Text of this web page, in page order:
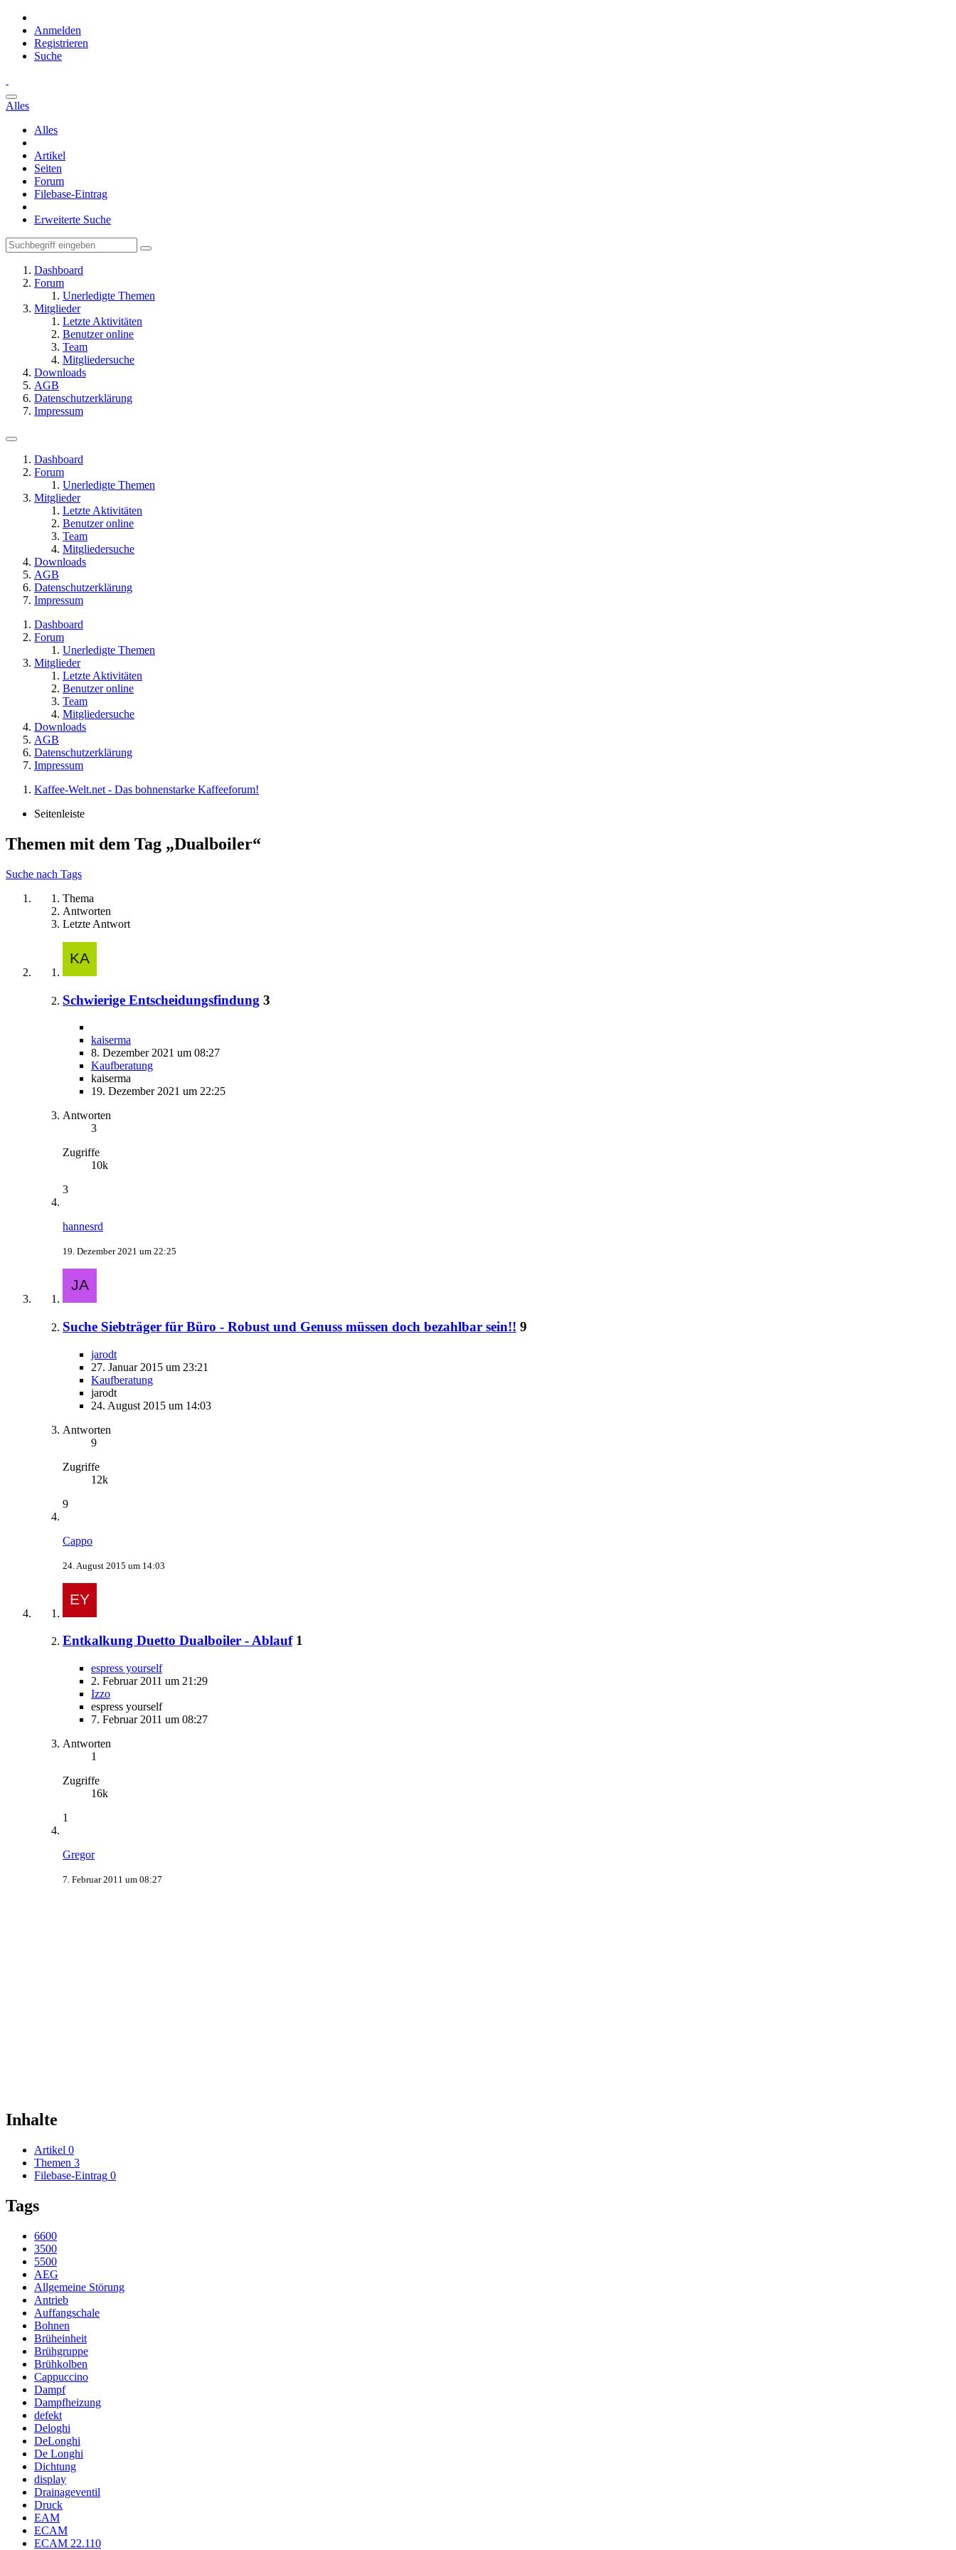
Anmelden
Registrieren
Suche
Alles
Alles
Artikel
Seiten
Forum
Filebase-Eintrag
Erweiterte Suche
Dashboard
Forum
Unerledigte Themen
Mitglieder
Letzte Aktivitäten
Benutzer online
Team
Mitgliedersuche
Downloads
AGB
Datenschutzerklärung
Impressum
Dashboard
Forum
Unerledigte Themen
Mitglieder
Letzte Aktivitäten
Benutzer online
Team
Mitgliedersuche
Downloads
AGB
Datenschutzerklärung
Impressum
Dashboard
Forum
Unerledigte Themen
Mitglieder
Letzte Aktivitäten
Benutzer online
Team
Mitgliedersuche
Downloads
AGB
Datenschutzerklärung
Impressum
Kaffee-Welt.net - Das bohnenstarke Kaffeeforum!
Seitenleiste
Themen mit dem Tag „Dualboiler“
Suche nach Tags
Thema
Antworten
Letzte Antwort
Schwierige Entscheidungsfindung 3
kaiserma
8. Dezember 2021 um 08:27
Kaufberatung
kaiserma
19. Dezember 2021 um 22:25
Antworten
3
Zugriffe
10k
3
hannesrd
19. Dezember 2021 um 22:25
Suche Siebträger für Büro - Robust und Genuss müssen doch bezahlbar sein!! 9
jarodt
27. Januar 2015 um 23:21
Kaufberatung
jarodt
24. August 2015 um 14:03
Antworten
9
Zugriffe
12k
9
Cappo
24. August 2015 um 14:03
Entkalkung Duetto Dualboiler - Ablauf 1
espress yourself
2. Februar 2011 um 21:29
Izzo
espress yourself
7. Februar 2011 um 08:27
Antworten
1
Zugriffe
16k
1
Gregor
7. Februar 2011 um 08:27
Inhalte
Artikel 0
Themen 3
Filebase-Eintrag 0
Tags
6600
3500
5500
AEG
Allgemeine Störung
Antrieb
Auffangschale
Bohnen
Brüheinheit
Brühgruppe
Brühkolben
Cappuccino
Dampf
Dampfheizung
defekt
Deloghi
DeLonghi
De Longhi
Dichtung
display
Drainageventil
Druck
EAM
ECAM
ECAM 22.110